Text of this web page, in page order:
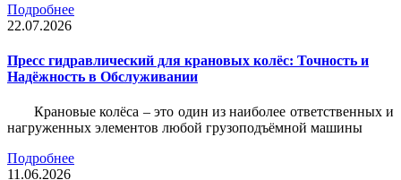
Подробнее
22.07.2026
Пресс гидравлический для крановых колёс: Точность и
Надёжность в Обслуживании
Крановые колёса – это один из наиболее ответственных и
нагруженных элементов любой грузоподъёмной машины
Подробнее
11.06.2026